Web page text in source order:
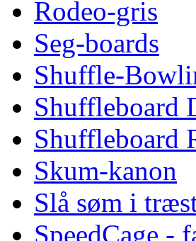
Rodeo-gris
Seg-boards
Shuffle-
Shuffleboard
Shuffleboard
Skum-kanon
Slå søm i
SpeedCage -